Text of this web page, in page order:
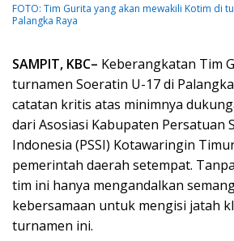
FOTO: Tim Gurita yang akan mewakili Kotim di
Palangka Raya
SAMPIT, KBC– Keberangkatan Tim
turnamen Soeratin U-17 di
catatan kritis atas minimnya
dari Asosiasi Kabupaten Persatuan
Indonesia (PSSI) Kotawaringin
pemerintah daerah setempat.
tim ini hanya mengandalkan
kebersamaan untuk mengisi jatah
turnamen ini.